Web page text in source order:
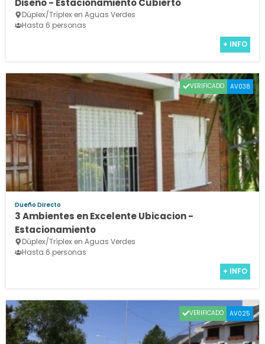
Dúplex/Tríplex en Aguas Verdes
Hasta 6 personas
+ INFO
VERIFICADO AV038
Dueño Directo
3 Ambientes en Excelente Ubicacion -
Estacionamiento
Dúplex/Tríplex en Aguas Verdes
Hasta 6 personas
+ INFO
VERIFICADO AV025